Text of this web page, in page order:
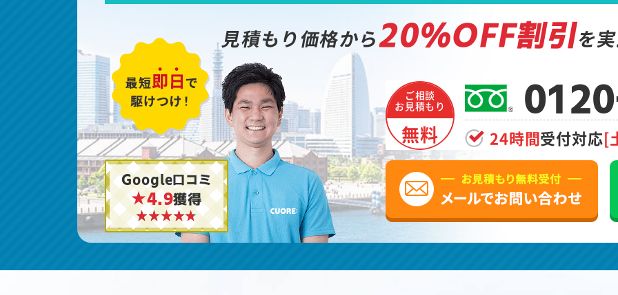
Google口コミ
★4.9獲得
見積もり価格から20%OFF割引を
ご相談
お見積もり
無料 24時間受付対応[